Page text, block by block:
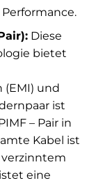
Diese
bietet
und
ist
– Pair in
Kabel ist
eine